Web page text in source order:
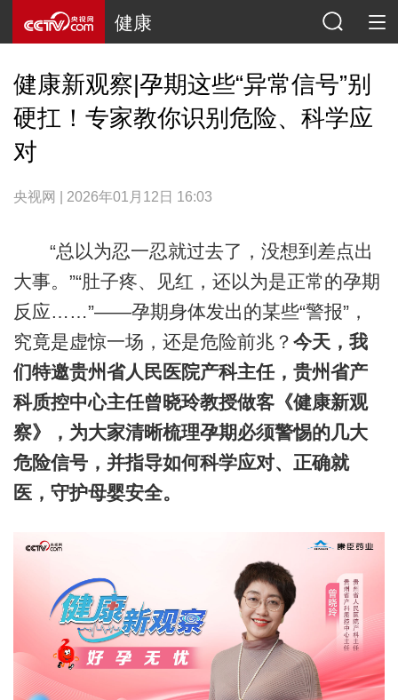
健康
健康新观察|孕期这些“异常信号”别
硬扛！专家教你识别危险、科学应
对
央视网 | 2026年01月12日 16:03
“总以为忍一忍就过去了，没想到差点出
大事。”“肚子疼、见红，还以为是正常的孕期
反应……”——孕期身体发出的某些“警报”，
究竟是虚惊一场，还是危险前兆？ 今天，我
们特邀贵州省人民医院产科主任，贵州省产
科质控中心主任曾晓玲教授做客《健康新观
察》，为大家清晰梳理孕期必须警惕的几大
危险信号，并指导如何科学应对、正确就
医，守护母婴安全。